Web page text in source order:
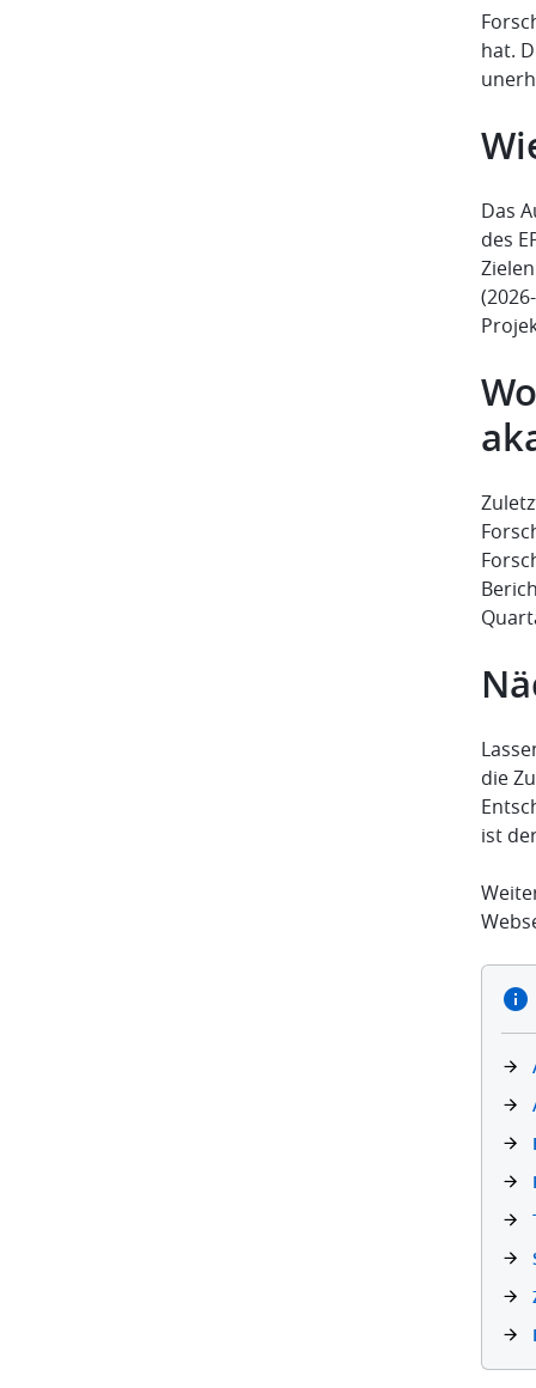
hat.
Das
des
die
ist